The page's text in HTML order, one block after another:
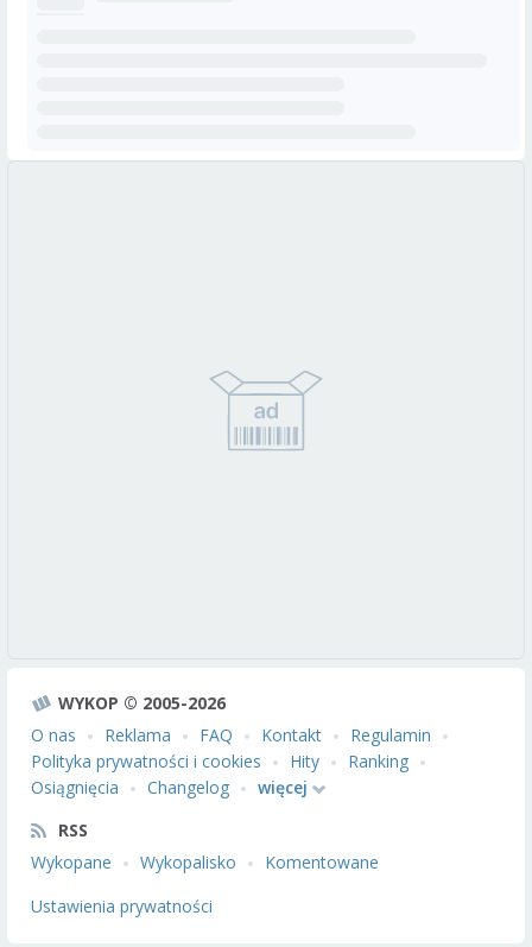
WYKOP © 2005-2026
O nas
Reklama FAQ Kontakt
Regulamin
Polityka prywatności i cookies
Hity
Ranking
Osiągnięcia
Changelog
więcej
RSS
Wykopane
Wykopalisko
Komentowane
Ustawienia prywatności